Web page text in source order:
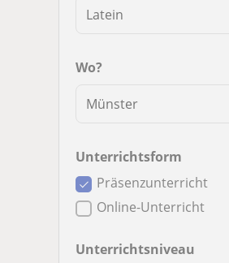
Wo?
Unterrichtsform
Präsenzunterricht
Online-Unterricht
Unterrichtsniveau